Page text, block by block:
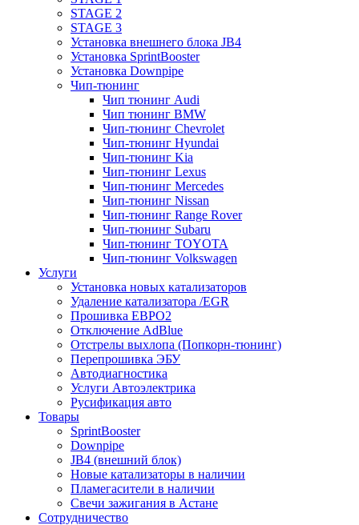
STAGE 2
STAGE 3
Установка внешнего блока JB4
Установка SprintBooster
Установка Downpipe
Чип-тюнинг
Чип тюнинг Audi
Чип тюнинг BMW
Чип-тюнинг Chevrolet
Чип-тюнинг Hyundai
Чип-тюнинг Kia
Чип-тюнинг Lexus
Чип-тюнинг Mercedes
Чип-тюнинг Nissan
Чип-тюнинг Range Rover
Чип-тюнинг Subaru
Чип-тюнинг TOYOTA
Чип-тюнинг Volkswagen
Услуги
Установка новых катализаторов
Удаление катализатора /EGR
Прошивка ЕВРО2
Отключение AdBlue
Отстрелы выхлопа (Попкорн-тюнинг)
Перепрошивка ЭБУ
Автодиагностика
Услуги Автоэлектрика
Русификация авто
Товары
SprintBooster
Downpipe
JB4 (внешний блок)
Новые катализаторы в наличии
Пламегасители в наличии
Свечи зажигания в Астане
Сотрудничество